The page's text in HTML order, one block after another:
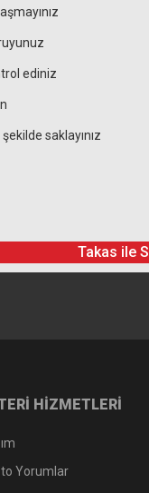
ediniz
saklayınız
Takas ile
HİZMETLERİ
Yorumlar